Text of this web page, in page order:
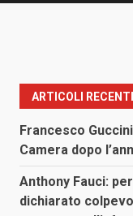
ARTICOLI RECENTI
Francesco
Camera dopo
Anthony Fauci:
dichiarato